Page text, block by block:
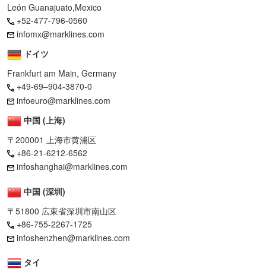
León Guanajuato,Mexico
+52-477-796-0560
infomx@marklines.com
ドイツ
Frankfurt am Main, Germany
+49-69–904-3870-0
infoeuro@marklines.com
中国 (上海)
〒200001 上海市黄浦区
+86-21-6212-6562
infoshanghai@marklines.com
中国 (深圳)
〒51800 広東省深圳市南山区
+86-755-2267-1725
infoshenzhen@marklines.com
タイ